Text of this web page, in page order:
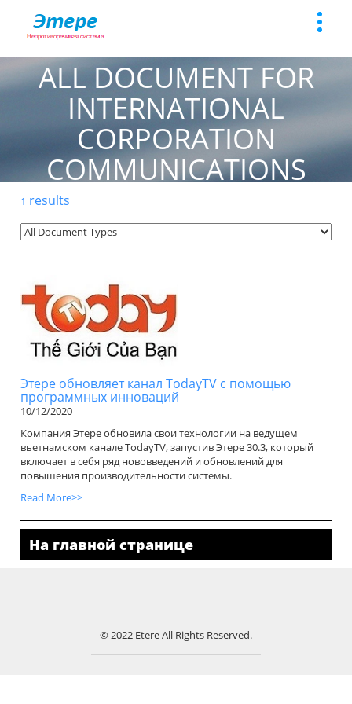
Toggle
ALL DOCUMENT FOR
INTERNATIONAL
CORPORATION
COMMUNICATIONS
1 results
Этере обновляет канал TodayTV с помощью
программных инноваций
10/12/2020
Компания Этере обновила свои технологии на ведущем
вьетнамском канале TodayTV, запустив Этере 30.3, который
включает в себя ряд нововведений и обновлений для
повышения производительности системы.
Read More>>
На главной странице
© 2022 Etere All Rights Reserved.